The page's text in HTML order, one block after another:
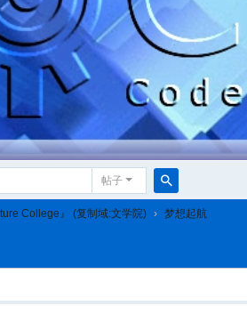
帖子
搜
College』 (复制域:文学院) › 梦想起航